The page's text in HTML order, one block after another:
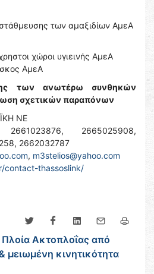
των αμαξιδίων ΑμεΑ
χώροι υγιεινής ΑμεΑ
ΑμεΑ
των ανωτέρω συνθηκών
σχετικών παραπόνων
ΝΕ
2665025908,
2662032787
, m3stelios@yahoo.com
contact-thassoslink/
Ακτοπλοΐας από
μειωμένη κινητικότητα